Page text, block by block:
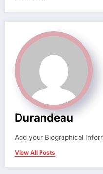
Durandeau
Add your Biographical
View All Posts